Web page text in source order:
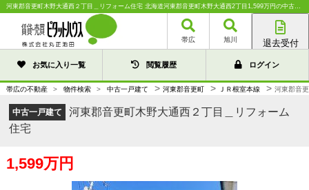
河東郡音更町木野大通西２丁目＿リフォーム住宅 北海道河東郡音更町木野大通西2丁目1,599万円の中古一戸建て｜中古住宅や中古物件情報｜株式会社丸正池田
帯広 旭川 退去受付
旭川店
お気に入り一覧 閲覧履歴 ログイン
帯広の不動産 > 物件検索 > 中古一戸建て > 河東郡音更町 > ＪＲ根室本線 > 河東郡音
中古一戸建て
河東郡音更町木野大通西２丁目＿リフォーム
住宅
1,599万円